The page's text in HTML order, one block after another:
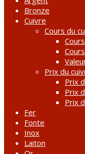
Bronze
Cuivre
Cours du
Prix du
Prix
Prix
Prix
Fer
Fonte
Inox
Laiton